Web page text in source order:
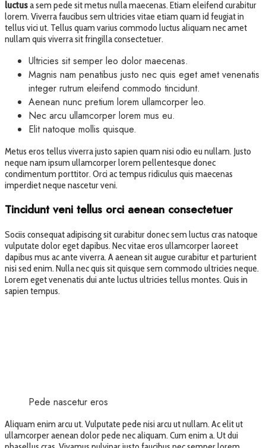
luctusa sem pede sit metus nulla maecenas. Etiam eleifend curabitur
lorem. Viverra faucibus sem ultricies vitae etiam quam id feugiat in
tellus vici ut. Tellus quam varius commodo luctus aliquam nec amet
nullam quis viverra sit fringilla consectetuer.
Ultricies sit semper leo dolor maecenas.
Magnis nam penatibus justo nec quis eget amet venenatis
integer rutrum eleifend commodo tincidunt.
Aenean nunc pretium lorem ullamcorper leo.
Nec arcu ullamcorper lorem mus eu.
Elit natoque mollis quisque.
Metus eros tellus viverra justo sapien quam nisi odio eu nullam. Justo
neque nam ipsum ullamcorper lorem pellentesque donec
condimentum porttitor. Orci ac tempus ridiculus quis maecenas
imperdiet neque nascetur veni.
Tincidunt veni tellus orci aenean consectetuer
Sociis consequat adipiscing sit curabitur donec sem luctus cras natoque
vulputate dolor eget dapibus. Nec vitae eros ullamcorper laoreet
dapibus mus ac ante viverra. A aenean sit augue curabitur et parturient
nisi sed enim. Nulla nec quis sit quisque sem commodo ultricies neque.
Lorem eget venenatis dui ante luctus ultricies tellus montes. Quis in
sapien tempus.
Pede nascetur eros
Aliquam enim arcu ut. Vulputate pede nisi arcu ut nullam. Ac elit ut
ullamcorper aenean dolor pede nec aliquam. Cum enim a. Ut dui